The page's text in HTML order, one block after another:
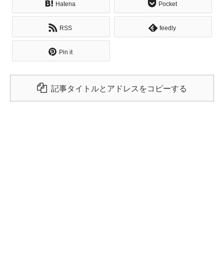
Hatena Pocket
RSS feedly
Pin it
記事タイトルとアドレスをコピーする